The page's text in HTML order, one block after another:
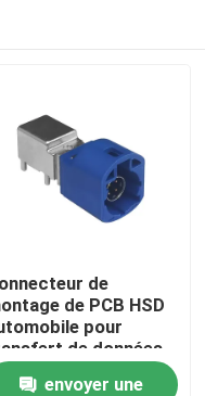
de
de PCB HSD
pour
de données
vitesse
envoyer une